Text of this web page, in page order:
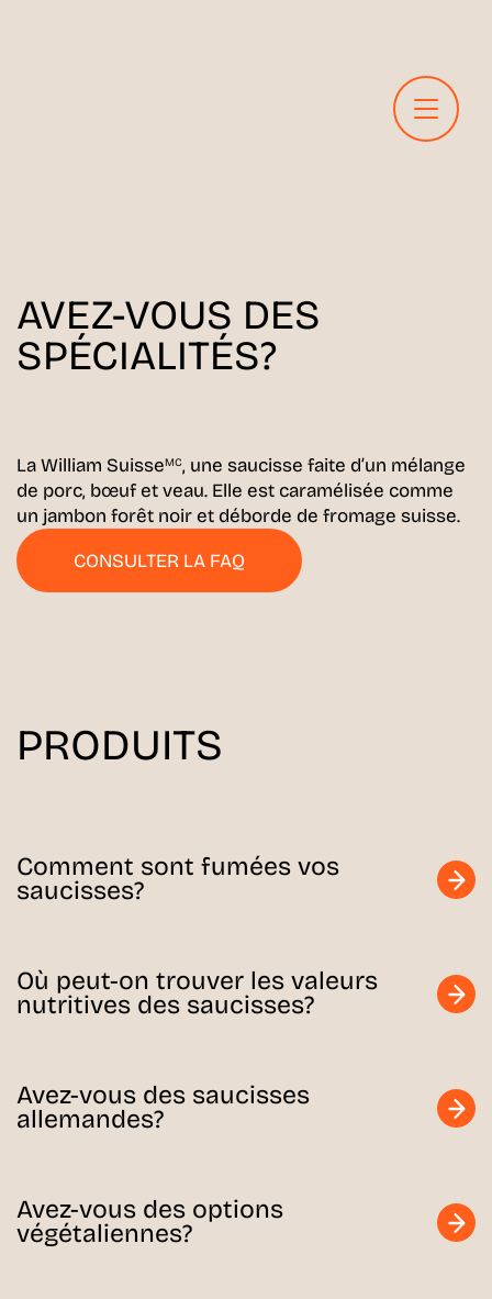
AVEZ-VOUS DES
SPÉCIALITÉS?
La William SuisseMC, une saucisse faite d’un mélange
de porc, bœuf et veau. Elle est caramélisée comme
un jambon forêt noir et déborde de fromage suisse.
CONSULTER LA FAQ
PRODUITS
Comment sont fumées vos
saucisses?
Où peut-on trouver les valeurs
nutritives des saucisses?
Avez-vous des saucisses
allemandes?
Avez-vous des options
végétaliennes?